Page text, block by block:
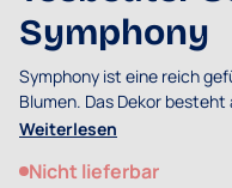
Symphony
Symphony ist eine reich
Blumen. Das Dekor
Blumen, die mit dekorativen
Weiterlesen
Nicht lieferbar